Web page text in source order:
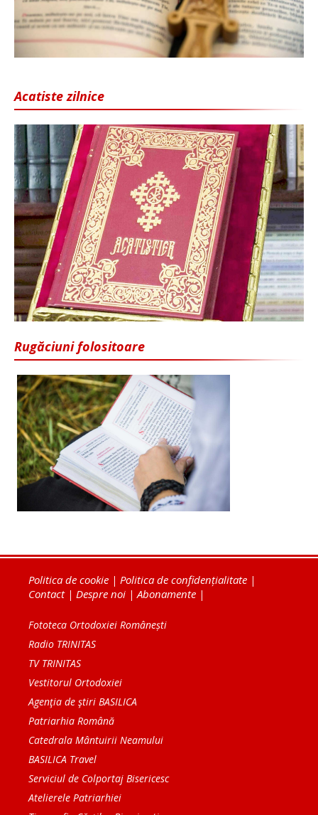
Acatiste zilnice
Rugăciuni folositoare
Politica de cookie | Politica de confidențialitate |
Contact| Despre noi | Abonamente |
Fototeca Ortodoxiei Românești
Radio TRINITAS
TV TRINITAS
Vestitorul Ortodoxiei
Agenţia de ştiri BASILICA
Patriarhia Română
Catedrala Mântuirii Neamului
BASILICA Travel
Serviciul de Colportaj Bisericesc
Atelierele Patriarhiei